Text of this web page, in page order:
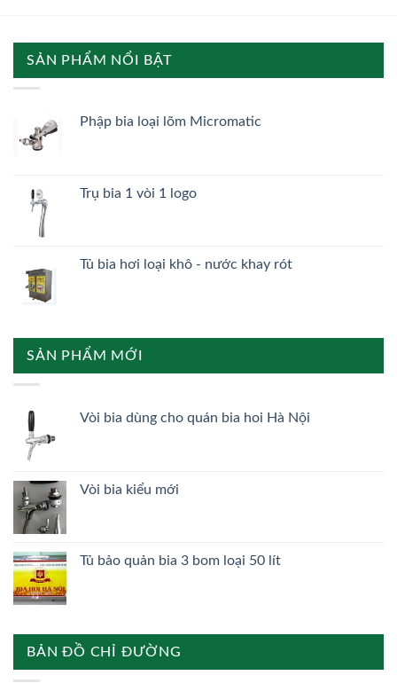
SẢN PHẨM NỔI BẬT
Phập bia loại lõm Micromatic
Trụ bia 1 vòi 1 logo
Tủ bia hơi loại khô - nước khay rót
SẢN PHẨM MỚI
Vòi bia dùng cho quán bia hoi Hà Nội
Vòi bia kiểu mới
Tủ bảo quản bia 3 bom loại 50 lít
BẢN ĐỒ CHỈ ĐƯỜNG